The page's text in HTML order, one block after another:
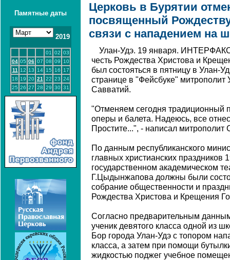
Памятные даты
2019
01 02 03
04 05 06 07 08 09
10
11
12 13 14 15 16
17
18 19 20 21 22 23 24
25 26 27 28 29 30 31
Церковь в Бурятии
посвященный
связи с нападением на
Улан-Удэ. 19 января.
честь Рождества Христова и
был состояться в пятницу в Улан-
странице в "Фейсбуке" митрополит
Савватий.
"Отменяем сегодня традиционный
оперы и балета. Надеюсь, все
Простите...", - написал митрополит
По данным республиканского
главных христианских праздников
государственном академическом
Г.Цыдынжапова должны были
собрание общественности и
Рождества Христова и Крещения
Согласно предварительным
ученик девятого класса одной из
Бор города Улан-Удэ с топором
класса, а затем при помощи
жидкостью поджег учебное